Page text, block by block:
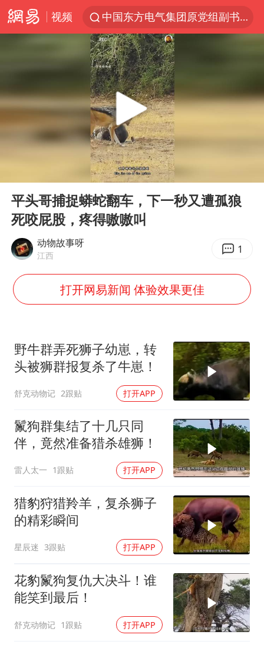
视频
中国东方电气集团原党组副书记、董事宋致远被查
云南一地村民过火把节意外灼伤16人
用AI造出新病毒意味着什么
美股创4月份以来最大单周涨幅
胡彦斌获《歌手2026》歌王
宇树王兴兴被问了360多个问题
四川宜宾地震网友称睡觉被摇醒
夯实基础开新局
Play
平头哥捕捉蟒蛇翻车，下一秒又遭孤狼
死咬屁股，疼得嗷嗷叫
动物故事呀
江西 1
打开网易新闻 体验效果更佳
野牛群弄死狮子幼崽，转
头被狮群报复杀了牛崽！
舒克动物记 2跟贴 打开APP
鬣狗群集结了十几只同
伴，竟然准备猎杀雄狮！
雷人太一 1跟贴 打开APP
猎豹狩猎羚羊，复杀狮子
的精彩瞬间
星辰迷 3跟贴 打开APP
花豹鬣狗复仇大决斗！谁
能笑到最后！
舒克动物记 1跟贴 打开APP